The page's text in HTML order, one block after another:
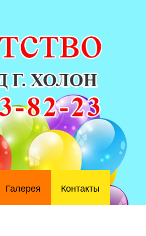
Галерея Контакты